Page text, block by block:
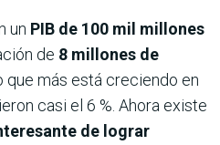
un PIB de 100 mil millones
de 8 millones de
que más está creciendo en
casi el 6 %. Ahora existe
de lograr